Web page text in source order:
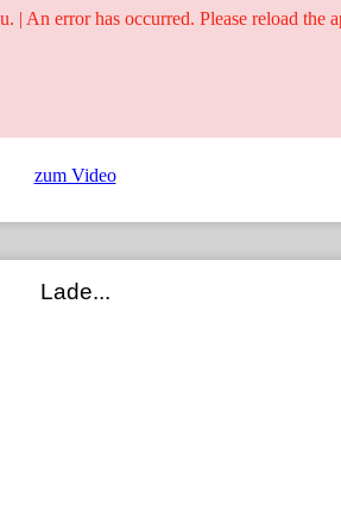
zum Video
Lade...
| An error has occurred. Please reload the